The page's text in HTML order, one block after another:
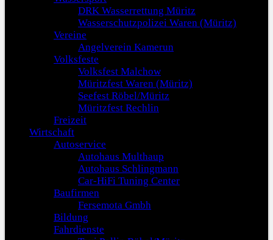
DRK Wasserrettung Müritz
Wasserschutzpolizei Waren (Müritz)
Vereine
Angelverein Kamerun
Volksfeste
Volksfest Malchow
Müritzfest Waren (Müritz)
Seefest Röbel/Müritz
Müritzfest Rechlin
Freizeit
Wirtschaft
Autoservice
Autohaus Multhaup
Autohaus Schlingmann
Car-HiFi Tuning Center
Baufirmen
Fersemota Gmbh
Bildung
Fahrdienste